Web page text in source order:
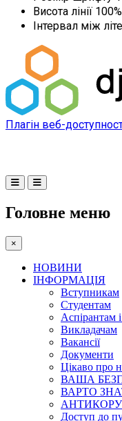
Висота лінії 100%
Інтервал між
Плагін веб-
Головне меню
×
НОВИНИ
ІНФОРМАЦІЯ
Вступникам
Студентам
Аспірантам
Викладачам
Вакансії
Документи
Цікаво про
ВАША
ВАРТО
Доступ до